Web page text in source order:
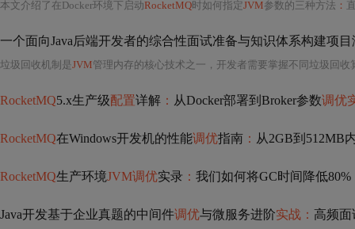
本文介绍了在Docker环境下启动RocketMQ时如何指定JVM参数的三种方法 ：
一个面向Java后端开发者的综合性面试准备与知识体系构建项
垃圾回收机制是JVM管理内存的核心技术之一，开发者需要掌握不同垃圾回收
RocketMQ5.x生产级配置详解 ： 从Docker部署到Broker参数调优
RocketMQ在Windows开发机的性能调优指南 ： 从2GB到512MB
RocketMQ生产环境JVM调优实录 ： 我们如何将GC时间降低80%
Java开发基于企业真题的中间件调优与微服务进阶实战： 高频面